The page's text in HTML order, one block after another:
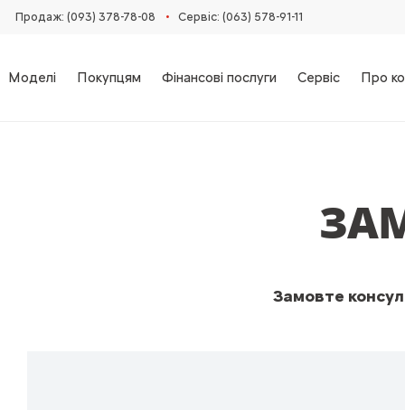
Продаж: (093) 378-78-08 • Сервіс: (063) 578-91-11
Моделі Покупцям Фінансові послуги Сервіс Про
Замовте